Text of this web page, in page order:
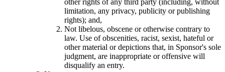
other rights of any third party (including, without
limitation, any privacy, publicity or publishing
rights); and,
Not libelous, obscene or otherwise contrary to
law. Use of obscenities, racist, sexist, hateful or
other material or depictions that, in Sponsor's sole
judgment, are inappropriate or offensive will
disqualify an entry.